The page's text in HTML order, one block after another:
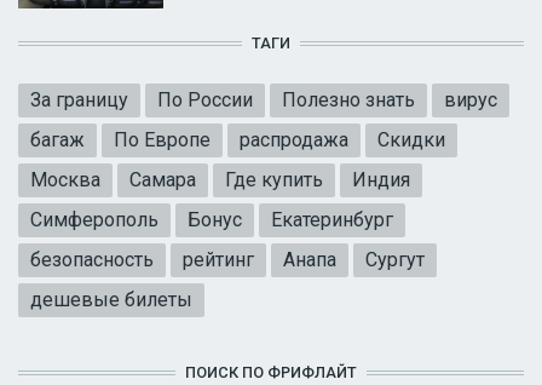
ТАГИ
За границу По России Полезно знать
вирус
багаж
По Европе распродажа
Скидки
Москва
Самара Где купить
Индия
Симферополь
Бонус
Екатеринбург
безопасность
рейтинг Анапа
Сургут
дешевые билеты
ПОИСК ПО ФРИФЛАЙТ